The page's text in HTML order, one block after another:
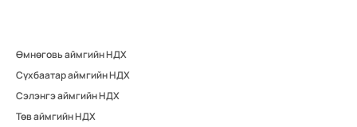
Өмнөговь аймгийн НДХ
Сүхбаатар аймгийн НДХ
Сэлэнгэ аймгийн НДХ
Төв аймгийн НДХ